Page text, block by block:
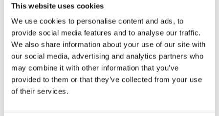
This website uses cookies
We use cookies to personalise content and ads, to
provide social media features and to analyse our traffic.
We also share information about your use of our site with
our social media, advertising and analytics partners who
may combine it with other information that you’ve
provided to them or that they’ve collected from your use
of their services.
Führung im digitalen Wandel: Digital Leadership,
Führungskultur – für Führungskräfte, die
Veränderung aktiv gestalten.
Transformation
Zum Bereich